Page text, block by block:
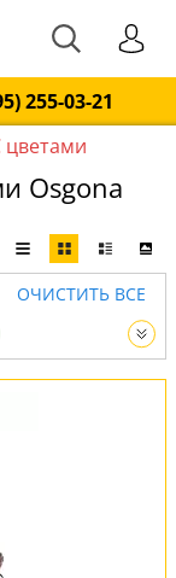
255-03-21
цветами
Osgona
ОЧИСТИТЬ ВСЕ